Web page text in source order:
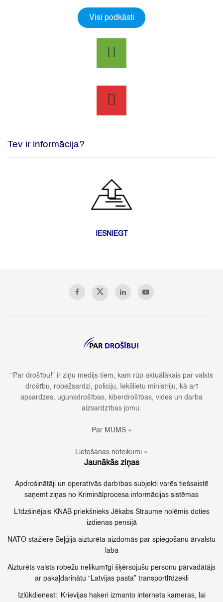
Visi podkāsti
Tev ir informācija?
IESNIEGT
“Par drošību!” ir ziņu medijs tiem, kam rūp aktuālākais par valsts
drošību, robežsardzi, policiju, Iekšlietu ministriju, kā arī
apsardzes, ugunsdrošības, kiberdrošības, vides un darba
aizsardzības jomu.
Par MUMS »
Lietošanas noteikumi »
Jaunākās ziņas
Apdrošinātāji un operatīvās darbības subjekti varēs tiešsaistē
saņemt ziņas no Kriminālprocesa informācijas sistēmas
Līdzšinējais KNAB priekšnieks Jēkabs Straume nolēmis doties
izdienas pensijā
NATO stažiere Beļģijā aizturēta aizdomās par spiegošanu ārvalstu
labā
Aizturēts valsts robežu nelikumīgi šķērsojušu personu pārvadātājs
ar pakaļdarinātu “Latvijas pasta” transportlīdzekli
Izlūkdienesti: Krievijas hakeri izmanto interneta kameras, lai